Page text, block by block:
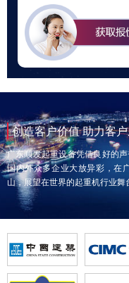
创造客户价值 助力客
广东顺发起重设备凭借良好的
国内外众多企业大放异彩，在
山，展望在世界的起重机行业舞